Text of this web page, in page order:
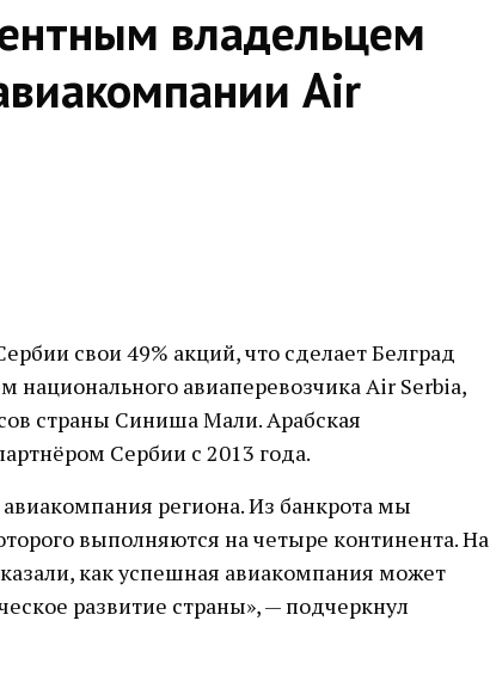
владельцем
Air
свои 49% акций, что сделает Белград
авиаперевозчика Air Serbia,
страны Синиша Мали. Арабская
Сербии с 2013 года.
региона. Из банкрота мы
выполняются на четыре континента. На
как успешная авиакомпания может
развитие страны», — подчеркнул